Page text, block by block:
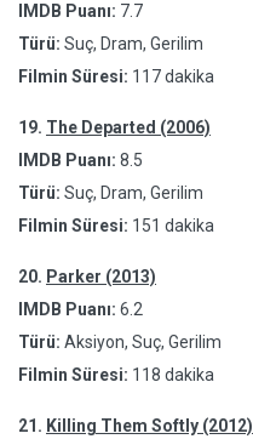
IMDB Puanı: 7.7
Türü: Suç, Dram, Gerilim
Filmin Süresi: 117 dakika
19. The Departed (2006)
IMDB Puanı: 8.5
Türü: Suç, Dram, Gerilim
Filmin Süresi: 151 dakika
20. Parker (2013)
IMDB Puanı: 6.2
Türü: Aksiyon, Suç, Gerilim
Filmin Süresi: 118 dakika
21. Killing Them Softly (2012)